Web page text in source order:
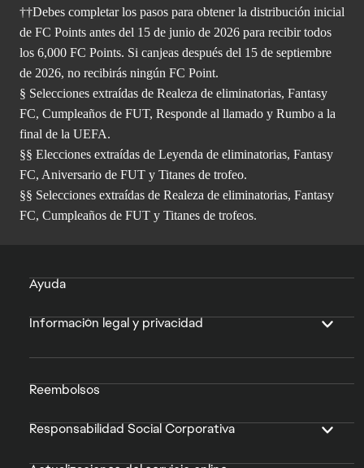
††Debes completar los pasos para obtener la distribución inicial
de FC Points antes del 15 de junio de 2026 para recibir todos
los 6,000 FC Points. Si canjeas después del 15 de septiembre
de 2026, no recibirás ningún FC Point.
§ Selecciones extraídas de Realeza de eliminatorias, Fantasy
FC, Cumpleaños de FUT, Responde al llamado y Rumbo a la
final de la UEFA.
§§ Elecciones extraídas de Leyenda de eliminatorias, Fantasy
FC, Aniversario de FUT y Titanes de trofeo.
§§ Selecciones extraídas de Realeza de eliminatorias, Fantasy
FC, Cumpleaños de FUT y Titanes de trofeos.
Ayuda
Información legal y privacidad
Reembolsos
Responsabilidad Social Corporativa